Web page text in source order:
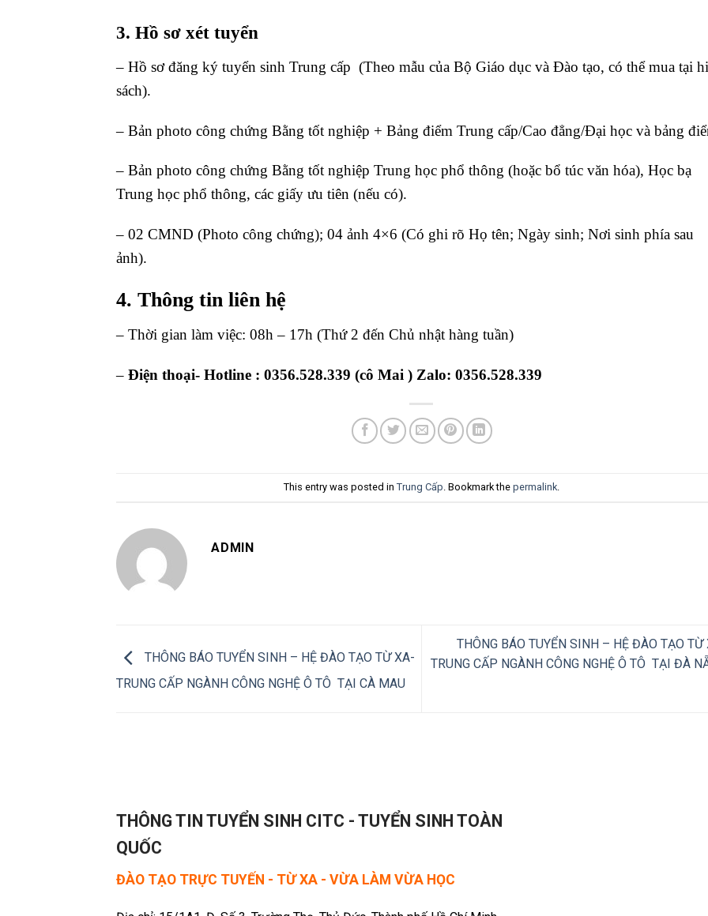
3. Hồ sơ xét tuyển
– Hồ sơ đăng ký tuyển sinh Trung cấp (Theo mẫu của Bộ Giáo dục và Đào tạo, có thể mua tại
sách).
– Bản photo công chứng Bằng tốt nghiệp + Bảng điểm Trung cấp/Cao đẳng/Đại học và bảng
– Bản photo công chứng Bằng tốt nghiệp Trung học phổ thông (hoặc bổ túc văn hóa), Học bạ
Trung học phổ thông, các giấy ưu tiên (nếu có).
– 02 CMND (Photo công chứng); 04 ảnh 4×6 (Có ghi rõ Họ tên; Ngày sinh; Nơi sinh phía sau
ảnh).
4. Thông tin liên hệ
– Thời gian làm việc: 08h – 17h (Thứ 2 đến Chủ nhật hàng tuần)
– Điện thoại- Hotline : 0356.528.339 (cô Mai ) Zalo: 0356.528.339
This entry was posted in Trung Cấp . Bookmark the permalink.
ADMIN
THÔNG BÁO TUYỂN SINH – HỆ ĐÀO TẠO TỪ XA-
TRUNG CẤP NGÀNH CÔNG NGHỆ Ô TÔ TẠI CÀ MAU
THÔNG BÁO TUYỂN SINH – HỆ ĐÀO TẠO TỪ
TRUNG CẤP NGÀNH CÔNG NGHỆ Ô TÔ TẠI ĐÀ
THÔNG TIN TUYỂN SINH CITC - TUYỂN SINH TOÀN
QUỐC
ĐÀO TẠO TRỰC TUYẾN - TỪ XA - VỪA LÀM VỪA HỌC